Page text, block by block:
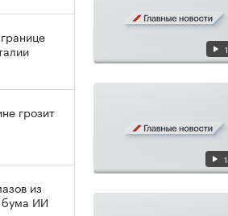
грозит
из
бума ИИ